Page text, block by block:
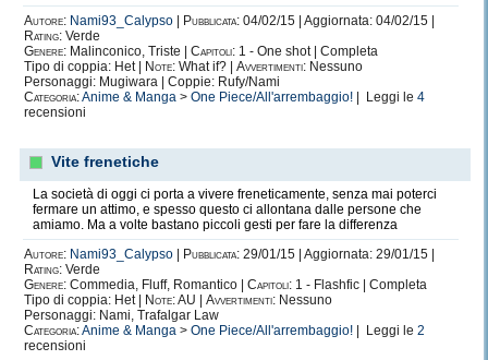
I primi amori non si scordano mai ma ora il mio cuore batte
inesorabilmente per la
Law
Nami
Altri manga/anime per me degni di nota:
Fullmetal Alchemist Brotherhood
Autore: Nami93_Calypso Pubblicata: 04/02/15 | Aggiornata: 04/02/15 |
Rating: Verde
Genere: Malinconico, Triste | Capitoli: 1 - One shot | Completa
Tipo di coppia: Het |
Note: What if? | Avvertimenti: Nessuno
Personaggi: Mugiwara | Coppie: Rufy/Nami
Categoria:Anime & Manga > One Piece/All'arrembaggio! | Leggi le 4
recensioni
Vite frenetiche
La società di oggi ci porta a vivere freneticamente, senza mai poterci
fermare un attimo, e spesso questo ci allontana dalle persone che
amiamo. Ma a volte bastano piccoli gesti per fare la differenza
Autore: Nami93_Calypso Pubblicata: 29/01/15 | Aggiornata: 29/01/15 |
Rating: Verde
Genere: Commedia, Fluff, Romantico | Capitoli: 1 - Flashfic | Completa
Tipo di coppia: Het |
Note:AU | Avvertimenti: Nessuno
Personaggi: Nami, Trafalgar Law
Categoria:Anime & Manga > One Piece/All'arrembaggio! | Leggi le 2
recensioni